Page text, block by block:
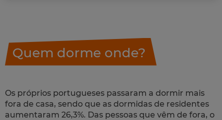
Quem dorme onde?
Os próprios portugueses passaram a dormir mais
fora de casa, sendo que as dormidas de residentes
aumentaram 26,3%. Das pessoas que vêm de fora, o